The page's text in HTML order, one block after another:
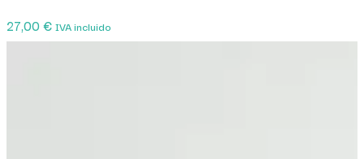
27,00 € IVA incluido